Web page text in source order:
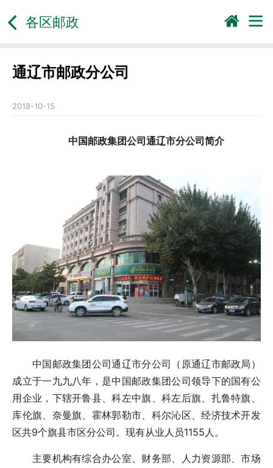
各区邮政
通辽市邮政分公司
2018-10-15
中国邮政集团公司通辽市分公司简介
中国邮政集团公司通辽市分公司（原通辽市邮政局）
成立于一九九八年，是中国邮政集团公司领导下的国有公
用企业，下辖开鲁县、科左中旗、科左后旗、扎鲁特旗、
库伦旗、奈曼旗、霍林郭勒市、科尔沁区、经济技术开发
区共9个旗县市区分公司。现有从业人员1155人。
主要机构有综合办公室、财务部、人力资源部、市场